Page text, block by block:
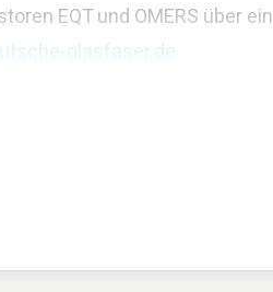
EQT und OMERS über
glasfaser.de